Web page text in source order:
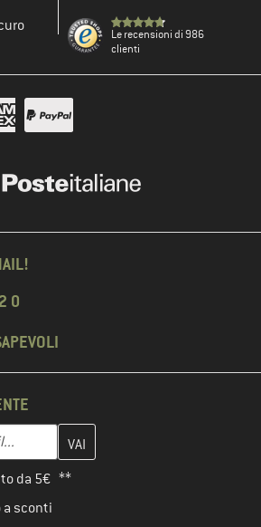
Le recensioni di 986
clienti
0
e-mail e crea il tuo account cliente
da 5€ **
a sconti